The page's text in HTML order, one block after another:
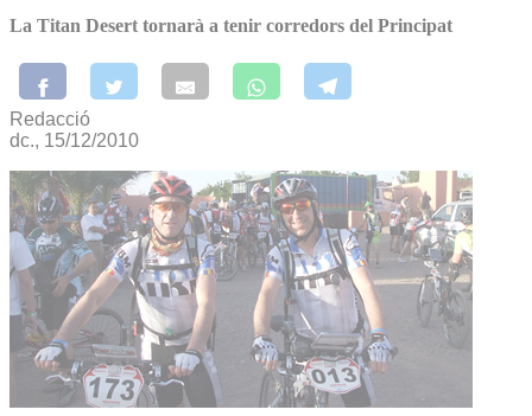
La Titan Desert tornarà a tenir corredors del Principat
Redacció
dc., 15/12/2010